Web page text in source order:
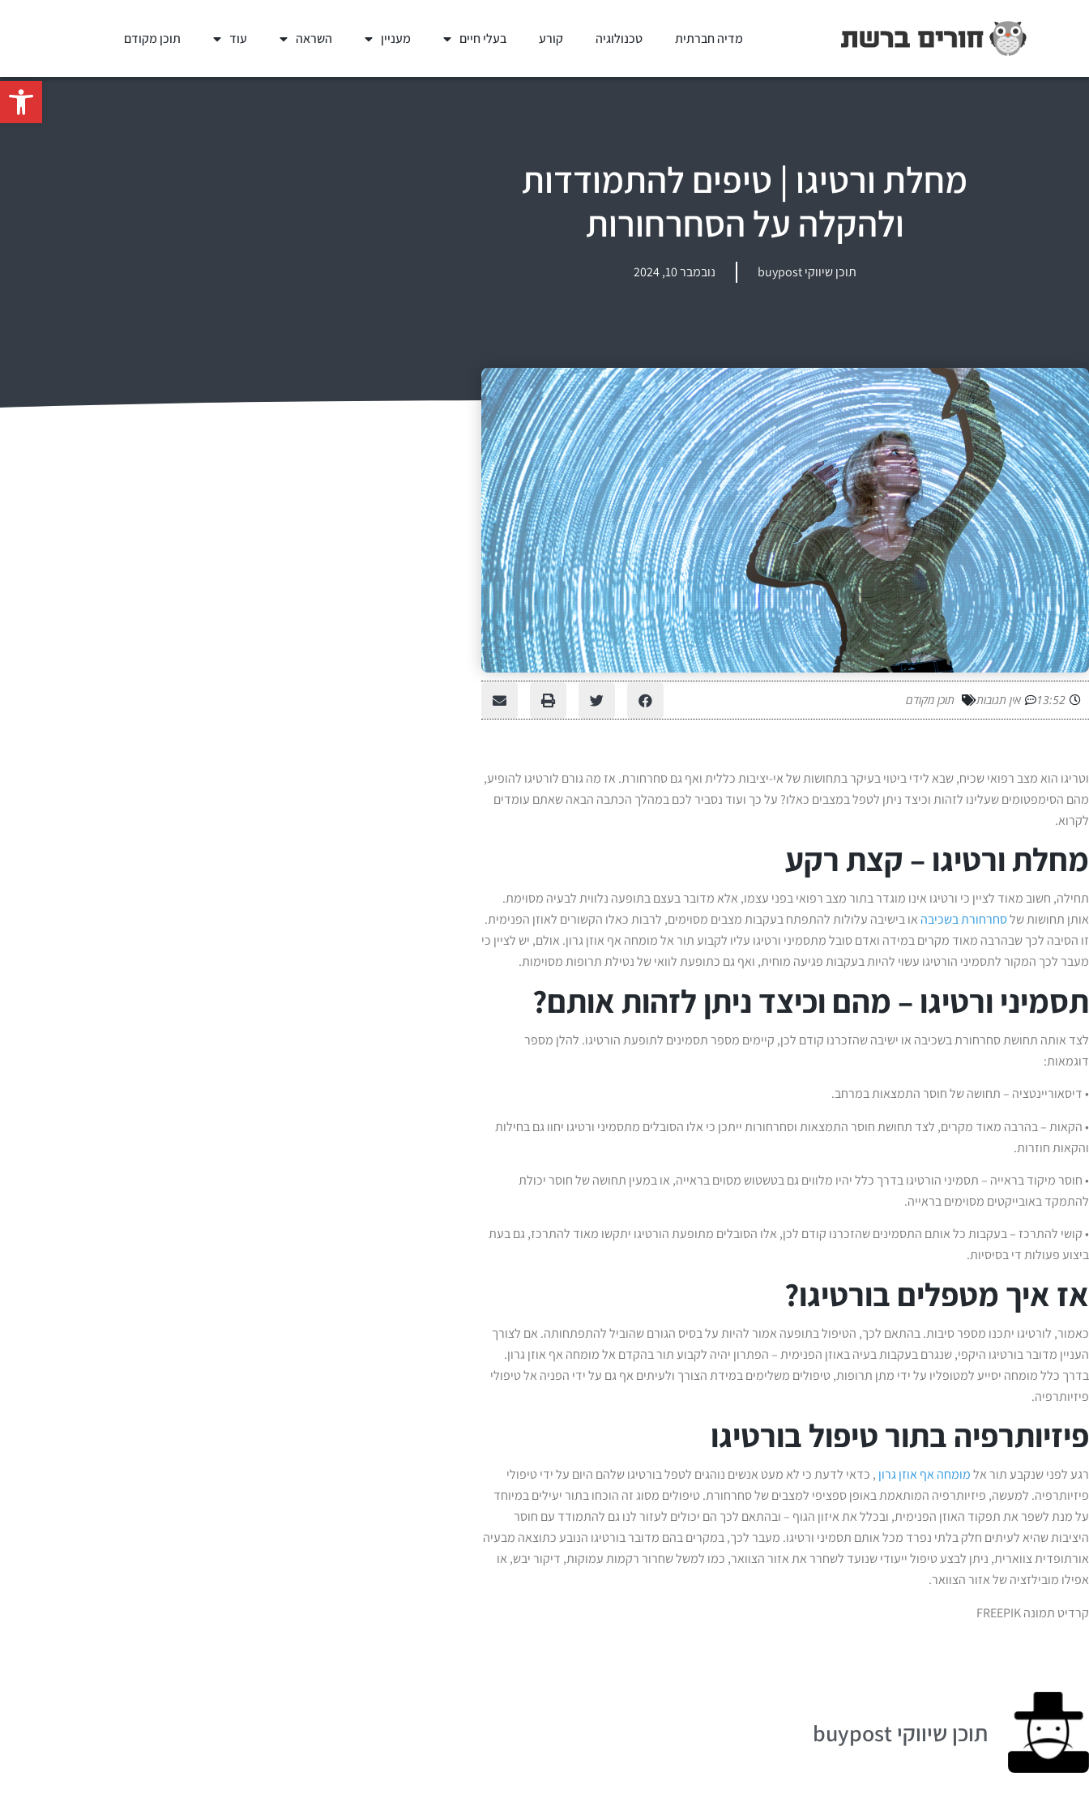
פתח
מדיה חברתית טכנולוגיה קורע בעלי חיים מעניין השראה עוד תוכן מקודם
מחלת ורטיגו | טיפים להתמודדות
ולהקלה על הסחרחורות
תוכן שיווקי buypost נובמבר 10, 2024
13:52 אין תגובות תוכן מקודם
וטריגו הוא מצב רפואי שכיח, שבא לידי ביטוי בעיקר בתחושות של אי-יציבות כללית ואף גם סחרחורת. אז מה גורם לורטיגו להופיע,
מהם הסימפטומים שעלינו לזהות וכיצד ניתן לטפל במצבים כאלו? על כך ועוד נסביר לכם במהלך הכתבה הבאה שאתם עומדים
לקרוא.
מחלת ורטיגו – קצת רקע
תחילה, חשוב מאוד לציין כי ורטיגו אינו מוגדר בתור מצב רפואי בפני עצמו, אלא מדובר בעצם בתופעה נלווית לבעיה מסוימת.
אותן תחושות שלסחרחורת בשכיבה או בישיבה עלולות להתפתח בעקבות מצבים מסוימים, לרבות כאלו הקשורים לאוזן הפנימית.
זו הסיבה לכך שבהרבה מאוד מקרים במידה ואדם סובל מתסמיני ורטיגו עליו לקבוע תור אל מומחה אף אוזן גרון. אולם, יש לציין כי
מעבר לכך המקור לתסמיני הורטיגו עשוי להיות בעקבות פגיעה מוחית, ואף גם כתופעת לוואי של נטילת תרופות מסוימות.
תסמיני ורטיגו – מהם וכיצד ניתן לזהות אותם?
לצד אותה תחושת סחרחורת בשכיבה או ישיבה שהזכרנו קודם לכן, קיימים מספר תסמינים לתופעת הורטיגו. להלן מספר
דוגמאות:
• דיסאוריינטציה – תחושה של חוסר התמצאות במרחב.
• הקאות – בהרבה מאוד מקרים, לצד תחושת חוסר התמצאות וסחרחורות ייתכן כי אלו הסובלים מתסמיני ורטיגו יחוו גם בחילות
והקאות חוזרות.
• חוסר מיקוד בראייה – תסמיני הורטיגו בדרך כלל יהיו מלווים גם בטשטוש מסוים בראייה, או במעין תחושה של חוסר יכולת
להתמקד באובייקטים מסוימים בראייה.
• קושי להתרכז – בעקבות כל אותם התסמינים שהזכרנו קודם לכן, אלו הסובלים מתופעת הורטיגו יתקשו מאוד להתרכז, גם בעת
ביצוע פעולות די בסיסיות.
אז איך מטפלים בורטיגו?
כאמור, לורטיגו יתכנו מספר סיבות. בהתאם לכך, הטיפול בתופעה אמור להיות על בסיס הגורם שהוביל להתפתחותה. אם לצורך
העניין מדובר בורטיגו היקפי, שנגרם בעקבות בעיה באוזן הפנימית – הפתרון יהיה לקבוע תור בהקדם אל מומחה אף אוזן גרון.
בדרך כלל מומחה יסייע למטופליו על ידי מתן תרופות, טיפולים משלימים במידת הצורך ולעיתים אף גם על ידי הפניה אל טיפולי
פיזיותרפיה.
פיזיותרפיה בתור טיפול בורטיגו
רגע לפני שנקבע תור אלמומחה אף אוזן גרון , כדאי לדעת כי לא מעט אנשים נוהגים לטפל בורטיגו שלהם היום על ידי טיפולי
פיזיותרפיה. למעשה, פיזיותרפיה המותאמת באופן ספציפי למצבים של סחרחורת. טיפולים מסוג זה הוכחו בתור יעילים במיוחד
על מנת לשפר את תפקוד האוזן הפנימית, ובכלל את איזון הגוף – ובהתאם לכך הם יכולים לעזור לנו גם להתמודד עם חוסר
היציבות שהיא לעיתים חלק בלתי נפרד מכל אותם תסמיני ורטיגו. מעבר לכך, במקרים בהם מדובר בורטיגו הנובע כתוצאה מבעיה
אורתופדית צווארית, ניתן לבצע טיפול ייעודי שנועד לשחרר את אזור הצוואר, כמו למשל שחרור רקמות עמוקות, דיקור יבש, או
אפילו מובילזציה של אזור הצוואר.
קרדיט תמונה FREEPIK
תוכן שיווקי buypost